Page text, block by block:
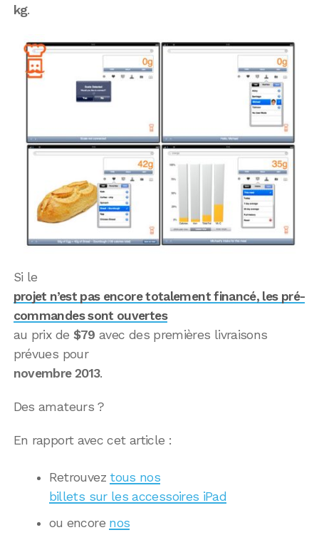
kg.
Si le
projet n’est pas encore totalement financé, les pré-
commandes sont ouvertes
au prix de $79 avec des premières livraisons
prévues pour
novembre 2013.
Des amateurs ?
En rapport avec cet article :
Retrouvez tous nos
billets sur les accessoires iPad
ou encore nos